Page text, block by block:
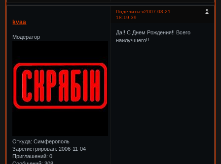
Поделиться 5
2007-03-21
18:19:39
kvaa
Модератор
Откуда: Симферополь
Зарегистрирован: 2006-11-04
Приглашений: 0
Да!! С Днем Рождения!! Всего
наилучшего!!